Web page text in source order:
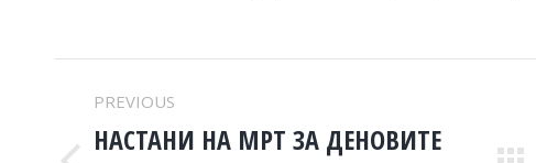
POST
PREVIOUS
НАСТАНИ НА МРТ ЗА ДЕНОВИТЕ